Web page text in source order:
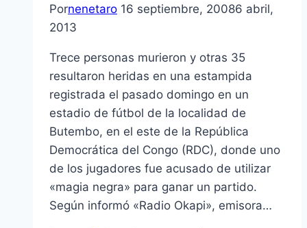
Pornenetaro 16 septiembre, 20086 abril,
2013
Trece personas murieron y otras 35
resultaron heridas en una estampida
registrada el pasado domingo en un
estadio de fútbol de la localidad de
Butembo, en el este de la República
Democrática del Congo (RDC), donde uno
de los jugadores fue acusado de utilizar
«magia negra» para ganar un partido.
Según informó «Radio Okapi», emisora…